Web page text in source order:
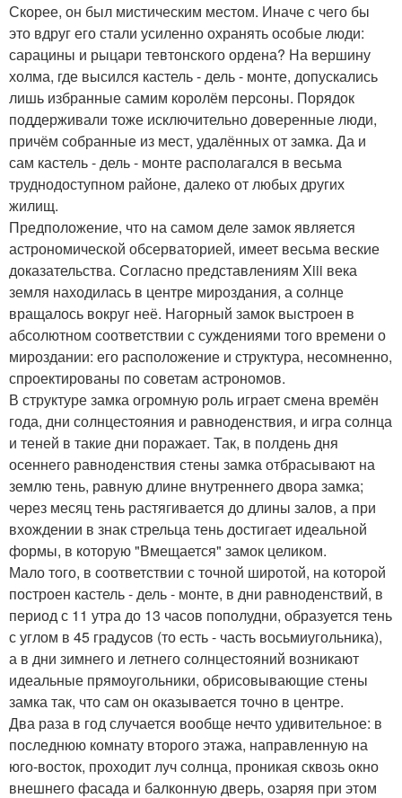
Скорее, он был мистическим местом. Иначе с чего бы
это вдруг его стали усиленно охранять особые люди:
сарацины и рыцари тевтонского ордена? На вершину
холма, где высился кастель - дель - монте, допускались
лишь избранные самим королём персоны. Порядок
поддерживали тоже исключительно доверенные люди,
причём собранные из мест, удалённых от замка. Да и
сам кастель - дель - монте располагался в весьма
труднодоступном районе, далеко от любых других
жилищ.
Предположение, что на самом деле замок является
астрономической обсерваторией, имеет весьма веские
доказательства. Согласно представлениям Xiii века
земля находилась в центре мироздания, а солнце
вращалось вокруг неё. Нагорный замок выстроен в
абсолютном соответствии с суждениями того времени о
мироздании: его расположение и структура, несомненно,
спроектированы по советам астрономов.
В структуре замка огромную роль играет смена времён
года, дни солнцестояния и равноденствия, и игра солнца
и теней в такие дни поражает. Так, в полдень дня
осеннего равноденствия стены замка отбрасывают на
землю тень, равную длине внутреннего двора замка;
через месяц тень растягивается до длины залов, а при
вхождении в знак стрельца тень достигает идеальной
формы, в которую "Вмещается" замок целиком.
Мало того, в соответствии с точной широтой, на которой
построен кастель - дель - монте, в дни равноденствий, в
период с 11 утра до 13 часов пополудни, образуется тень
с углом в 45 градусов (то есть - часть восьмиугольника),
а в дни зимнего и летнего солнцестояний возникают
идеальные прямоугольники, обрисовывающие стены
замка так, что сам он оказывается точно в центре.
Два раза в год случается вообще нечто удивительное: в
последнюю комнату второго этажа, направленную на
юго-восток, проходит луч солнца, проникая сквозь окно
внешнего фасада и балконную дверь, озаряя при этом